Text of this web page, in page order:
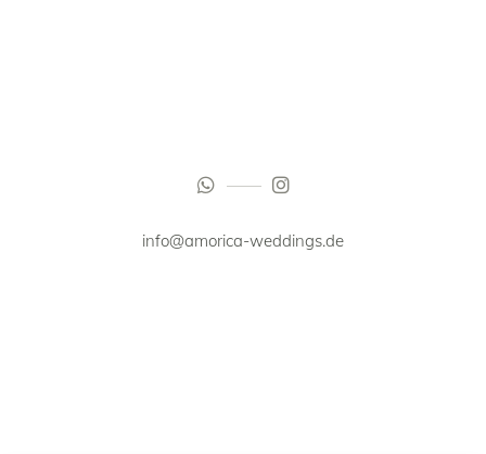
info@amorica-weddings.de